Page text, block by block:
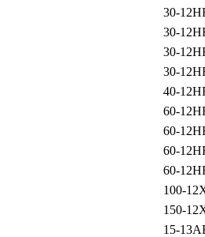
30-
30-
30-
30-
40-
60-
60-
60-
60-
100-
150-
15-